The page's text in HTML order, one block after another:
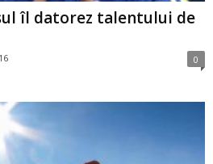
îl datorez talentului de
0